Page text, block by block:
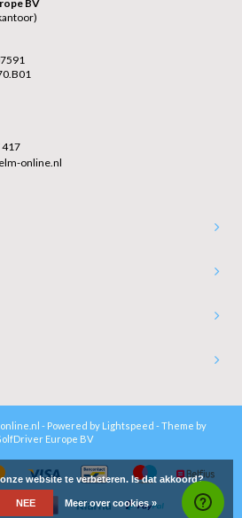
BV
417
online.nl
- Powered by Lightspeed - Theme by
Europe BV
website te verbeteren. Is dat akkoord?
NEE Meer over cookies »